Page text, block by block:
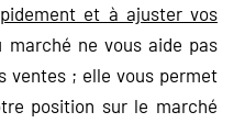
et à ajuster vos
marché ne vous aide pas
ventes ; elle vous permet
position sur le marché